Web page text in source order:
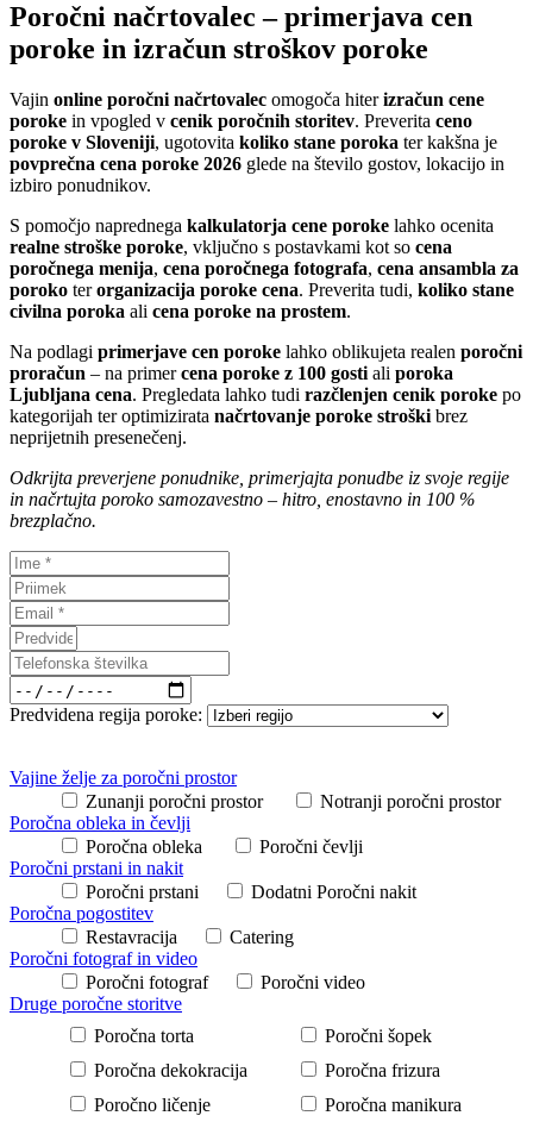
Poročni načrtovalec – primerjava cen
poroke in izračun stroškov poroke
Vajin online poročni načrtovalec omogoča hiterizračun cene
poroke in vpogled v cenik poročnih storitev. Preverita ceno
poroke v Sloveniji, ugotovita koliko stane poroka ter kakšna je
povprečna cena poroke 2026 glede na število gostov, lokacijo in
izbiro ponudnikov.
S pomočjo naprednega kalkulatorja cene poroke lahko ocenita
realne stroške poroke, vključno s postavkami kot so cena
poročnega menija, cena poročnega fotografa, cena ansambla za
poroko terorganizacija poroke cena. Preverita tudi, koliko stane
civilna poroka ali cena poroke na prostem.
Na podlagi primerjave cen poroke lahko oblikujeta realen poročni
proračun – na primercena poroke z 100 gosti ali poroka
Ljubljana cena. Pregledata lahko tudi razčlenjen cenik poroke po
kategorijah ter optimizirata načrtovanje poroke stroški brez
neprijetnih presenečenj.
Odkrijta preverjene ponudnike, primerjajta ponudbe iz svoje regije
in načrtujta poroko samozavestno – hitro, enostavno in 100 %
brezplačno.
Predvidena regija poroke:
Vajine želje za poročni prostor
Zunanji poročni prostor
Notranji poročni prostor
Poročna obleka in čevlji
Poročna obleka
Poročni čevlji
Poročni prstani in nakit
Poročni prstani
Dodatni Poročni nakit
Poročna pogostitev
Restavracija
Catering
Poročni fotograf in video
Poročni fotograf
Poročni video
Druge poročne storitve
Poročna torta
Poročni šopek
Poročna dekokracija
Poročna frizura
Poročno ličenje
Poročna manikura